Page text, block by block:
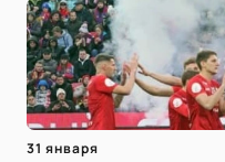
31 января